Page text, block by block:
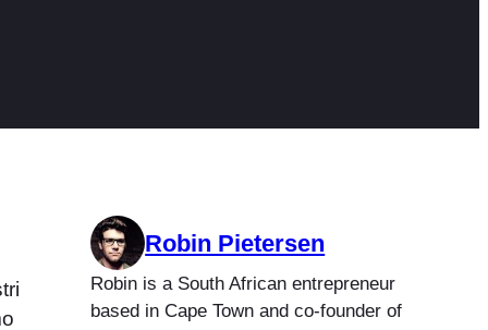
Robin Pietersen
Robin is a South African entrepreneur
based in Cape Town and co-founder of